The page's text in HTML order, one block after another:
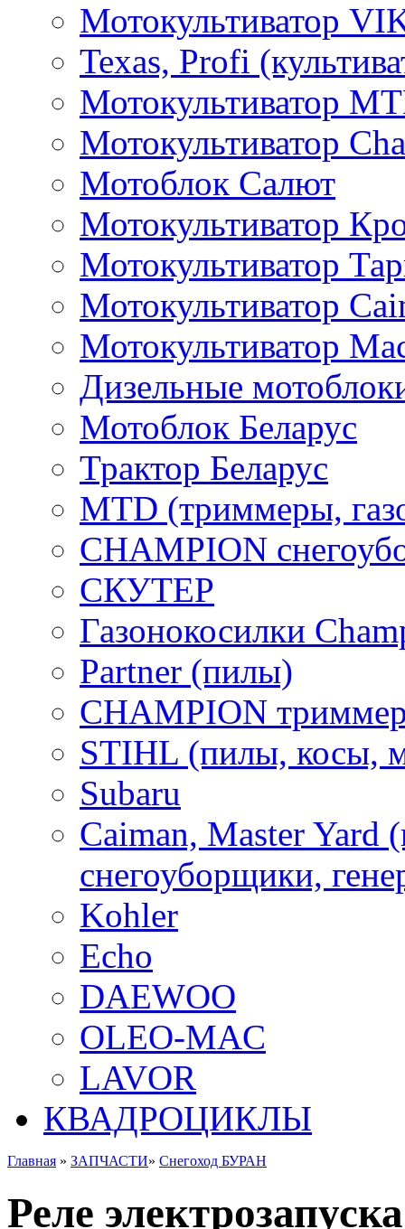
Мотокультиватор
Texas, Profi
Мотокультиватор
Мотокультиватор
Мотоблок Салют
Мотокультиватор
Мотокультиватор
Мотокультиватор
Мотокультиватор
Дизельные
Мотоблок Беларус
Трактор Беларус
MTD (триммеры,
CHAMPION
СКУТЕР
Газонокосилки
Partner (пилы)
CHAMPION
STIHL (пилы, косы,
Subaru
Caiman, Master Yard
снегоуборщики,
Kohler
Echo
DAEWOO
OLEO-MAC
LAVOR
КВАДРОЦИКЛЫ
Главная » ЗАПЧАСТИ» Снегоход БУРАН
Реле